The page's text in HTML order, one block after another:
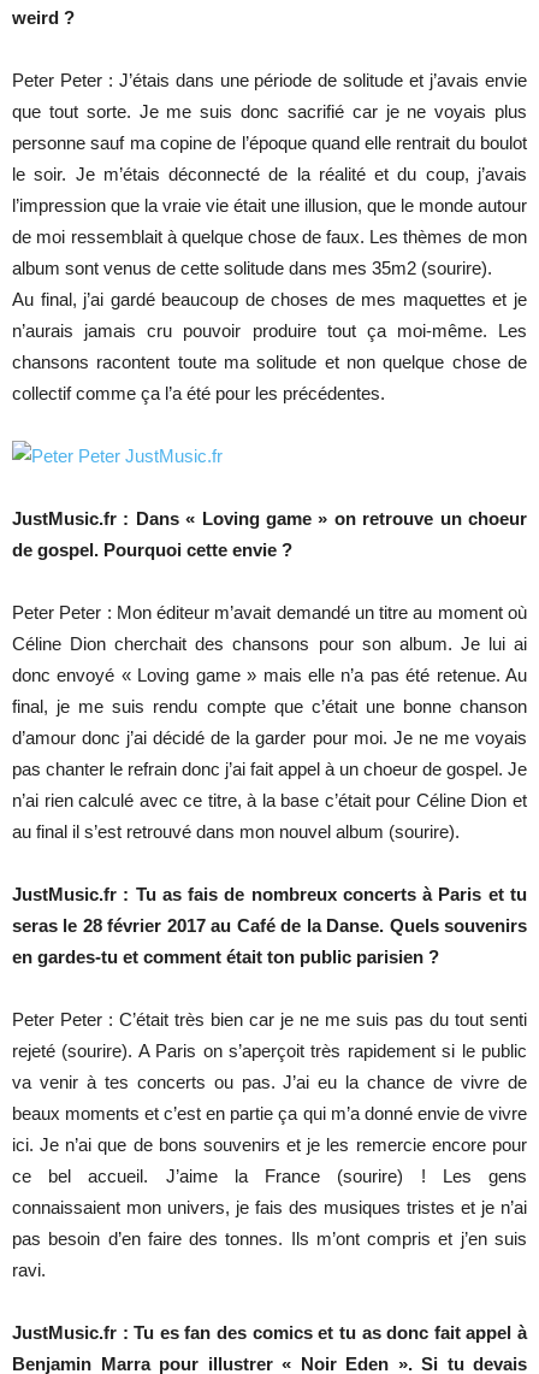
weird ?
Peter Peter : J’étais dans une période de solitude et j’avais envie
que tout sorte. Je me suis donc sacrifié car je ne voyais plus
personne sauf ma copine de l’époque quand elle rentrait du boulot
le soir. Je m’étais déconnecté de la réalité et du coup, j’avais
l’impression que la vraie vie était une illusion, que le monde autour
de moi ressemblait à quelque chose de faux. Les thèmes de mon
album sont venus de cette solitude dans mes 35m2 (sourire).
Au final, j’ai gardé beaucoup de choses de mes maquettes et je
n’aurais jamais cru pouvoir produire tout ça moi-même. Les
chansons racontent toute ma solitude et non quelque chose de
collectif comme ça l’a été pour les précédentes.
JustMusic.fr : Dans « Loving game » on retrouve un choeur
de gospel. Pourquoi cette envie ?
Peter Peter : Mon éditeur m’avait demandé un titre au moment où
Céline Dion cherchait des chansons pour son album. Je lui ai
donc envoyé « Loving game » mais elle n’a pas été retenue. Au
final, je me suis rendu compte que c’était une bonne chanson
d’amour donc j’ai décidé de la garder pour moi. Je ne me voyais
pas chanter le refrain donc j’ai fait appel à un choeur de gospel. Je
n’ai rien calculé avec ce titre, à la base c’était pour Céline Dion et
au final il s’est retrouvé dans mon nouvel album (sourire).
JustMusic.fr : Tu as fais de nombreux concerts à Paris et tu
seras le 28 février 2017 au Café de la Danse. Quels souvenirs
en gardes-tu et comment était ton public parisien ?
Peter Peter : C’était très bien car je ne me suis pas du tout senti
rejeté (sourire). A Paris on s’aperçoit très rapidement si le public
va venir à tes concerts ou pas. J’ai eu la chance de vivre de
beaux moments et c’est en partie ça qui m’a donné envie de vivre
ici. Je n’ai que de bons souvenirs et je les remercie encore pour
ce bel accueil. J’aime la France (sourire) ! Les gens
connaissaient mon univers, je fais des musiques tristes et je n’ai
pas besoin d’en faire des tonnes. Ils m’ont compris et j’en suis
ravi.
JustMusic.fr : Tu es fan des comics et tu as donc fait appel à
Benjamin Marra pour illustrer « Noir Eden ». Si tu devais